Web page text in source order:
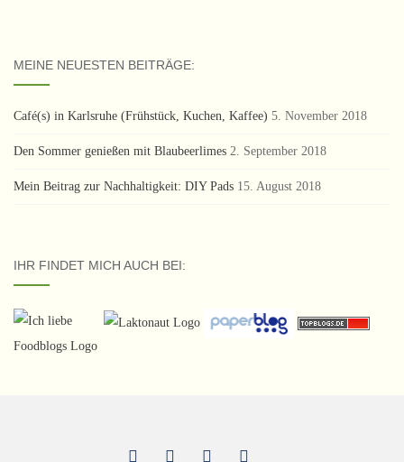
MEINE NEUESTEN BEITRÄGE:
Café(s) in Karlsruhe (Frühstück, Kuchen, Kaffee) 5. November 2018
Den Sommer genießen mit Blaubeerlimes 2. September 2018
Mein Beitrag zur Nachhaltigkeit: DIY Pads 15. August 2018
IHR FINDET MICH AUCH BEI: